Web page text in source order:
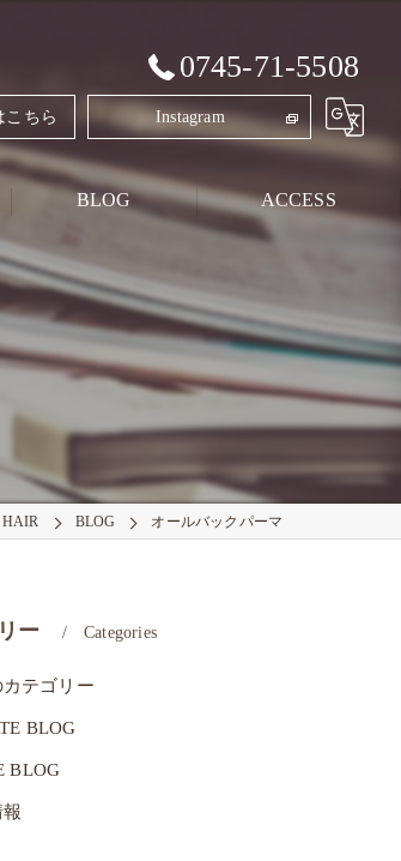
0745-71-5508
こちら Instagram
BLOG
Style Blog
PRIVATE BLOG
ACCESS
HAIR BLOG オールバックパーマ
ー Categories
テゴリー
BLOG
BLOG